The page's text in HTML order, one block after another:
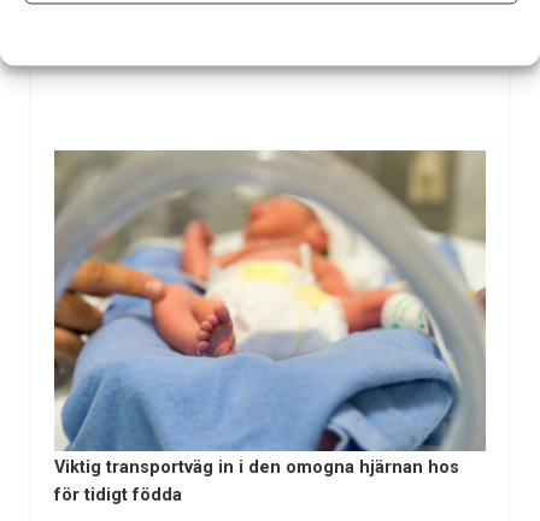
30 nov 2023
Viktig transportväg in i den omogna hjärnan hos
för tidigt födda